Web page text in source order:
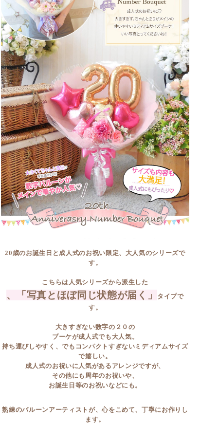
20歳のお誕生日と成人式のお祝い限定、大人気のシリーズで
す。
こちらは人気シリーズから派生した
、「写真とほぼ同じ状態が届く」
タイプで
す。
大きすぎない数字の２０の
ブーケが成人式でも大人気。
持ち運びしやすく、でもコンパクトすぎないミディアムサイズ
で嬉しい。
成人式のお祝いに人気があるアレンジですが、
その他にも周年のお祝いや、
お誕生日等のお祝いなどにも。
熟練のバルーンアーティストが、心をこめて、丁寧にお作りし
ます。